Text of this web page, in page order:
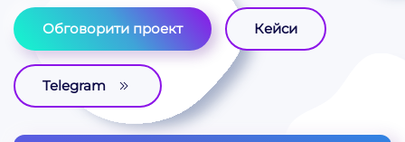
Обговорити проект Кейси
Telegram